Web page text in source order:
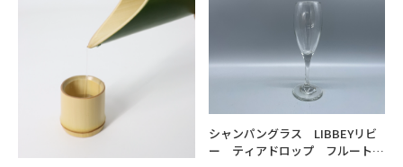
シャンパングラス LIBBEYリビ
ー ティアドロップ フルート